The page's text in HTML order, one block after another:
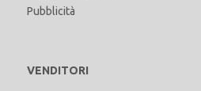
Pubblicità
VENDITORI